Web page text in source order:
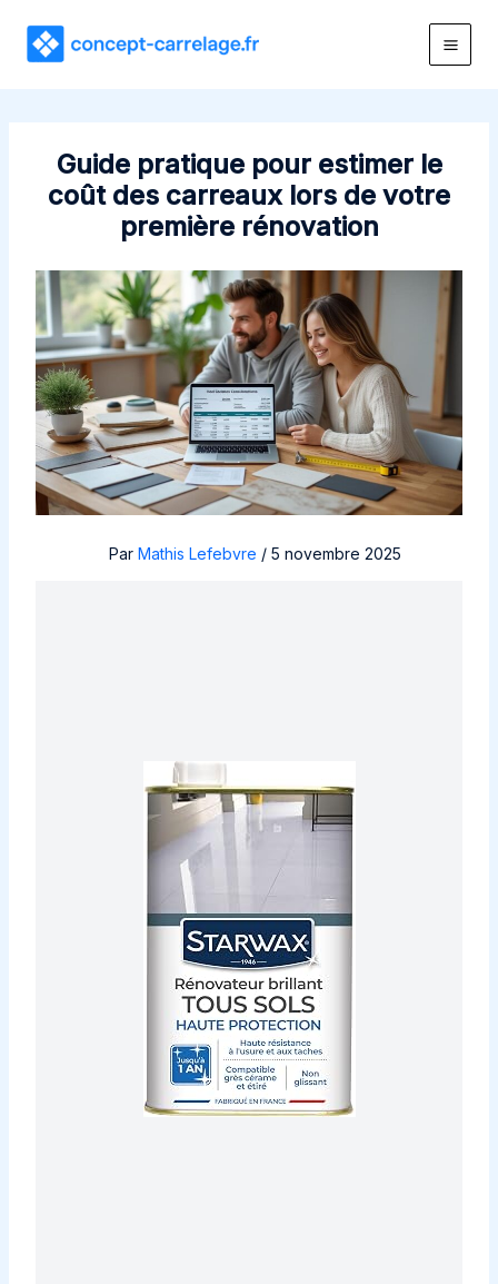
contenu
Guide pratique pour estimer le
coût des carreaux lors de votre
première rénovation
Par Mathis Lefebvre / 5 novembre 2025